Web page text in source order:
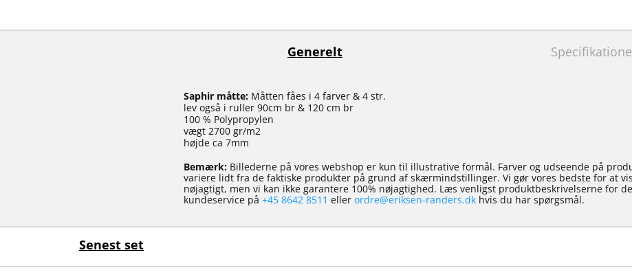
Generelt
Saphir måtte:Måtten fåes i 4 farver & 4 str.
lev også i ruller 90cm br & 120 cm br
100 % Polypropylen
vægt 2700 gr/m2
højde ca 7mm
Bemærk:Billederne på vores webshop er kun til illustrative formål. Farver og udseende på
variere lidt fra de faktiske produkter på grund af skærmindstillinger. Vi gør vores bedste for at
nøjagtigt, men vi kan ikke garantere 100% nøjagtighed. Læs venligst produktbeskrivelserne for
kundeservice på +45 8642 8511 eller ordre@eriksen-randers.dkhvis du har spørgsmål.
Senest set